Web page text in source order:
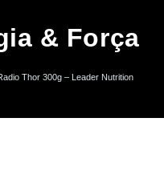
& Força
Thor 300g – Leader Nutrition